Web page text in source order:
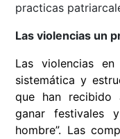
practicas
Las violencias un
Las violencias
sistemática y
que han recibido
ganar festivales
hombre”. Las